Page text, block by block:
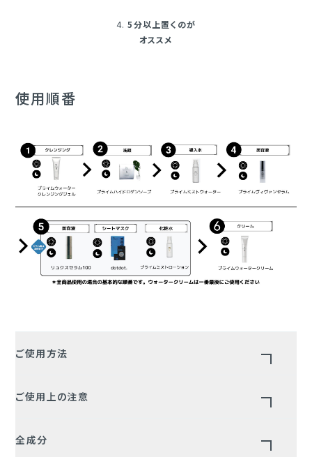
4.5分以上置くのが
オススメ
使用順番
ご使用方法
ださい。
お使いいただけますが、20～30分ほど経過してからご使用いただ
ご使用上の注意
●取り出したマスクはすぐにお使いください。
全成分